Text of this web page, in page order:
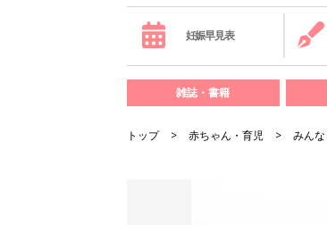
妊娠早見表
雑誌・書籍
トップ 赤ちゃん・育児 みん